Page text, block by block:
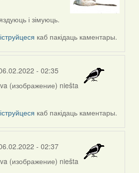
і зімуюць.
каб пакідаць каментары.
- 02:35
(изображение) niešta
каб пакідаць каментары.
- 02:37
(изображение) niešta